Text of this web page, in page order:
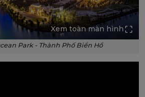
Xem toàn màn hình
Park - Thành Phố Biển Hồ